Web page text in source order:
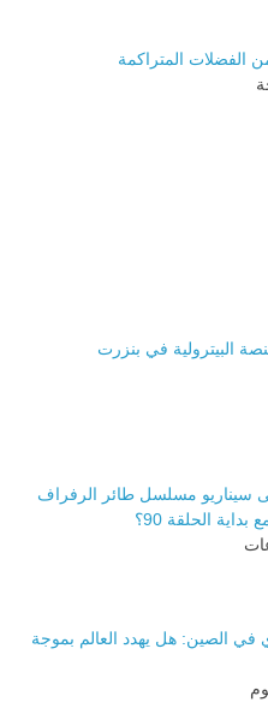
المتراكمة
البيترولية في بنزرت
سيناريو مسلسل طائر الرفراف
في الصين: هل يهدد العالم بموجة